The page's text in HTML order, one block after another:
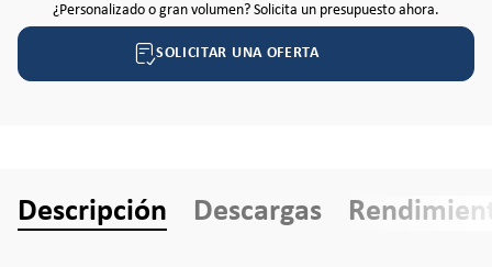
¿Personalizado o gran volumen? Solicita un presupuesto ahora.
SOLICITAR UNA OFERTA
Descripción Descargas